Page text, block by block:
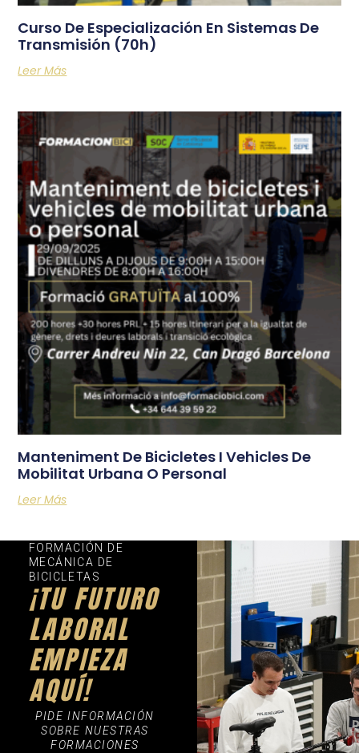
Curso De Especialización En Sistemas De
Transmisión (70h)
Leer Más
Manteniment De Bicicletes I Vehicles De
Mobilitat Urbana O Personal
Leer Más
FORMACIÓN DE
MECÁNICA DE
BICICLETAS
¡TU FUTURO
LABORAL
EMPIEZA
AQUÍ!
PIDE INFORMACIÓN
SOBRE NUESTRAS
FORMACIONES